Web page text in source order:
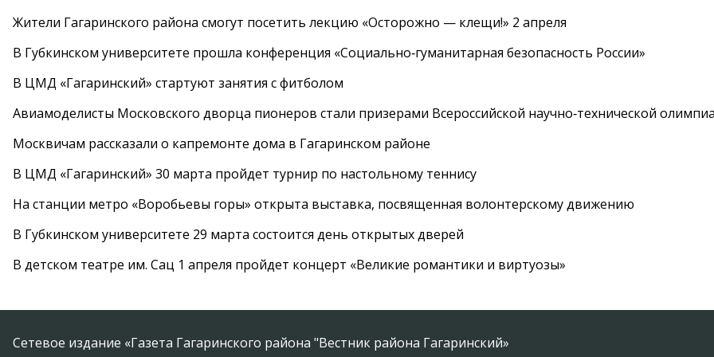
Жители Гагаринского района смогут посетить лекцию «Осторожно — клещи!» 2 апреля
В Губкинском университете прошла конференция «Социально‑гуманитарная безопасность России»
В ЦМД «Гагаринский» стартуют занятия с фитболом
Авиамоделисты Московского дворца пионеров стали призерами Всероссийской научно‑технической
Москвичам рассказали о капремонте дома в Гагаринском районе
В ЦМД «Гагаринский» 30 марта пройдет турнир по настольному теннису
На станции метро «Воробьевы горы» открыта выставка, посвященная волонтерскому движению
В Губкинском университете 29 марта состоится день открытых дверей
В детском театре им. Сац 1 апреля пройдет концерт «Великие романтики и виртуозы»
Сетевое издание «Газета Гагаринского района "Вестник района Гагаринский»